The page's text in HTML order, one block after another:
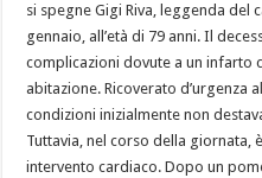
si spegne Gigi Riva, leggenda del
gennaio, all’età di 79 anni. Il
complicazioni dovute a un infarto
abitazione. Ricoverato d’urgenza
condizioni inizialmente non
Tuttavia, nel corso della giornata,
intervento cardiaco. Dopo un